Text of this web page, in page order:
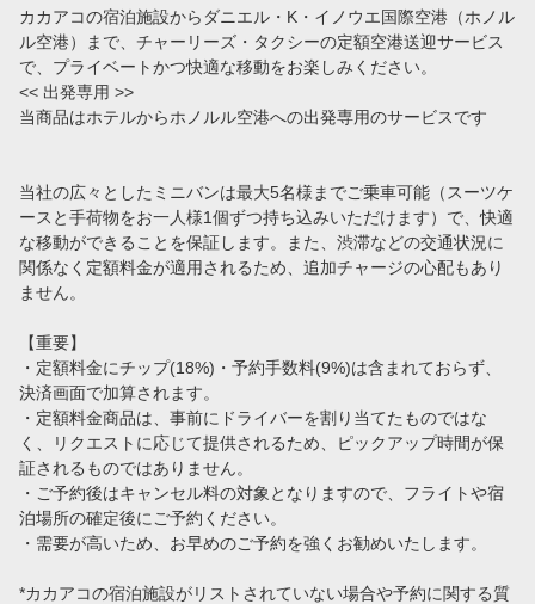
タクシー予約
タクシーを予約する
空港定額料金をご利用のお客様（ホノルル空港到着時のご案内）
ホノルル空港でのWiFi使用方法
ホノルル空港のタクシー乗車場所のご案内
ハワイの空港送迎でタクシーをおすすめする3つの理由
会社案内
言語
カカアコの宿泊施設からダニエル・K・イノウエ国際空港（ホノル
ル空港）まで、チャーリーズ・タクシーの定額空港送迎サービス
で、プライベートかつ快適な移動をお楽しみください。
<< 出発専用 >>
当商品はホテルからホノルル空港への出発専用のサービスです
当社の広々としたミニバンは最大5名様までご乗車可能（スーツケ
ースと手荷物をお一人様1個ずつ持ち込みいただけます）で、快適
な移動ができることを保証します。また、渋滞などの交通状況に
関係なく定額料金が適用されるため、追加チャージの心配もあり
ません。
【重要】
・定額料金にチップ(18%)・予約手数料(9%)は含まれておらず、
決済画面で加算されます。
・定額料金商品は、事前にドライバーを割り当てたものではな
く、リクエストに応じて提供されるため、ピックアップ時間が保
証されるものではありません。
・ご予約後はキャンセル料の対象となりますので、フライトや宿
泊場所の確定後にご予約ください。
・需要が高いため、お早めのご予約を強くお勧めいたします。
*カカアコの宿泊施設がリストされていない場合や予約に関する質